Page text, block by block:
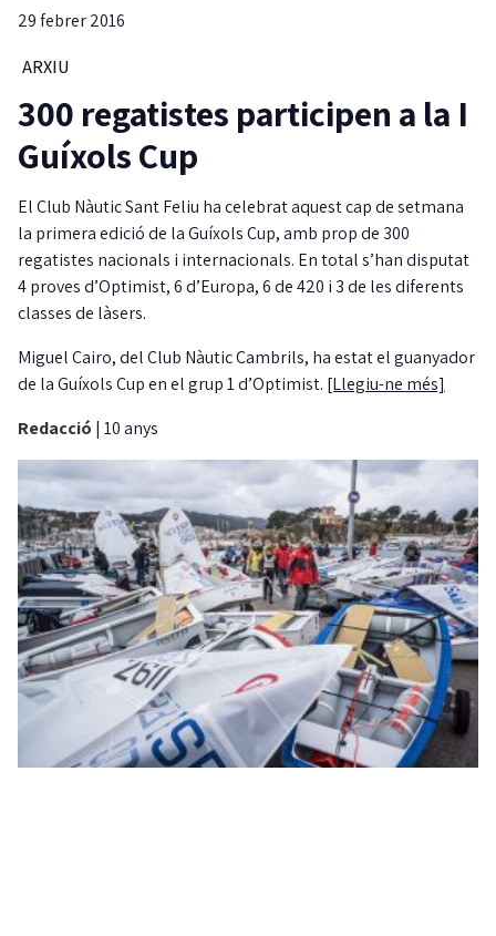
29 febrer 2016
ARXIU
300 regatistes participen a la I
Guíxols Cup
El Club Nàutic Sant Feliu ha celebrat aquest cap de setmana
la primera edició de la Guíxols Cup, amb prop de 300
regatistes nacionals i internacionals. En total s’han disputat
4 proves d’Optimist, 6 d’Europa, 6 de 420 i 3 de les diferents
classes de làsers.
Miguel Cairo, del Club Nàutic Cambrils, ha estat el guanyador
de la Guíxols Cup en el grup 1 d’Optimist. [Llegiu-ne més]
Redacció | 10 anys